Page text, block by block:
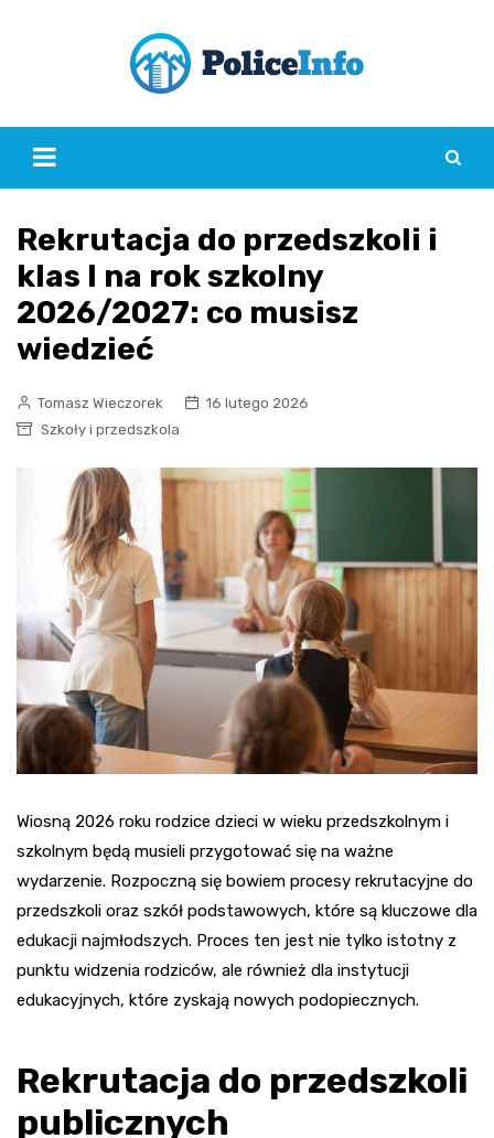
Rekrutacja do przedszkoli i
klas I na rok szkolny
2026/2027: co musisz
wiedzieć
Tomasz Wieczorek
16 lutego 2026
Szkoły i przedszkola
Wiosną 2026 roku rodzice dzieci w wieku przedszkolnym i
szkolnym będą musieli przygotować się na ważne
wydarzenie. Rozpoczną się bowiem procesy rekrutacyjne do
przedszkoli oraz szkół podstawowych, które są kluczowe dla
edukacji najmłodszych. Proces ten jest nie tylko istotny z
punktu widzenia rodziców, ale również dla instytucji
edukacyjnych, które zyskają nowych podopiecznych.
Rekrutacja do przedszkoli
publicznych